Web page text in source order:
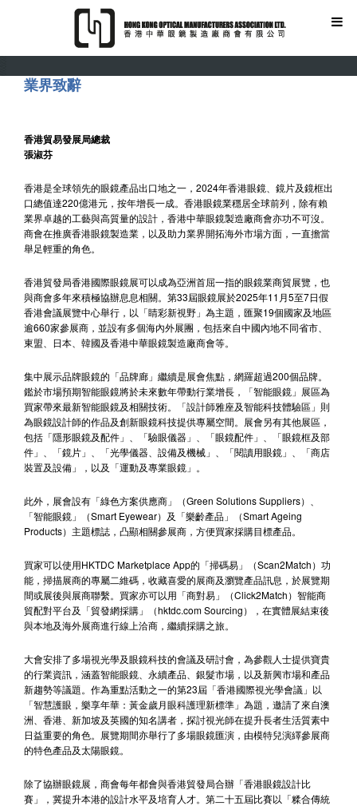
業界致辭
香港貿易發展局總裁
張淑芬
香港是全球領先的眼鏡產品出口地之一，2024年香港眼鏡、鏡片及鏡框出
口總值達220億港元，按年增長一成。香港眼鏡業穩居全球前列，除有賴
業界卓越的工藝與高質量的設計，香港中華眼鏡製造廠商會亦功不可沒。
商會在推廣香港眼鏡製造業，以及助力業界開拓海外市場方面，一直擔當
舉足輕重的角色。
香港貿發局香港國際眼鏡展可以成為亞洲首屈一指的眼鏡業商貿展覽，也
與商會多年來積極協辦息息相關。第33屆眼鏡展於2025年11月5至7日假
香港會議展覽中心舉行，以「睛彩新視野」為主題，匯聚19個國家及地區
逾660家參展商，並設有多個海內外展團，包括來自中國內地不同省市、
東盟、日本、韓國及香港中華眼鏡製造廠商會等。
集中展示品牌眼鏡的「品牌廊」繼續是展會焦點，網羅超過200個品牌。
鑑於市場預期智能眼鏡將於未來數年帶動行業增長，「智能眼鏡」展區為
買家帶來最新智能眼鏡及相關技術。「設計師雅座及智能科技體驗區」則
為眼鏡設計師的作品及創新眼鏡科技提供專屬空間。展會另有其他展區，
包括「隱形眼鏡及配件」、「驗眼儀器」、「眼鏡配件」、「眼鏡框及部
件」、「鏡片」、「光學儀器、設備及機械」、「閱讀用眼鏡」、「商店
裝置及設備」，以及「運動及專業眼鏡」。
此外，展會設有「綠色方案供應商」（Green Solutions Suppliers）、
「智能眼鏡」（Smart Eyewear）及「樂齡產品」（Smart Ageing
Products）主題標誌，凸顯相關參展商，方便買家採購目標產品。
買家可以使用HKTDC Marketplace App的「掃碼易」（Scan2Match）功
能，掃描展商的專屬二維碼，收藏喜愛的展商及瀏覽產品訊息，於展覽期
間或展後與展商聯繫。買家亦可以用「商對易」（Click2Match）智能商
貿配對平台及「貿發網採購」（hktdc.com Sourcing），在實體展結束後
與本地及海外展商進行線上洽商，繼續採購之旅。
大會安排了多場視光學及眼鏡科技的會議及研討會，為參觀人士提供寶貴
的行業資訊，涵蓋智能眼鏡、永續產品、銀髮市場，以及新興市場和產品
新趨勢等議題。作為重點活動之一的第23屆「香港國際視光學會議」以
「智慧護眼，樂享年華：黃金歲月眼科護理新標準」為題，邀請了來自澳
洲、香港、新加坡及英國的知名講者，探討視光師在提升長者生活質素中
日益重要的角色。展覽期間亦舉行了多場眼鏡匯演，由模特兒演繹參展商
的特色產品及太陽眼鏡。
除了協辦眼鏡展，商會每年都會與香港貿發局合辦「香港眼鏡設計比
賽」，冀提升本港的設計水平及培育人才。第二十五屆比賽以「糅合傳統